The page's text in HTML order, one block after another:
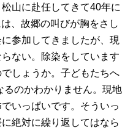
山に赴任してきて40年に
、故郷の叫びが胸をさし
参加してきましたが、現
ない。除染をしています
しょうか。子どもたちへ
のかわかりません。現地
いっぱいです。そういっ
絶対に繰り返してはなら